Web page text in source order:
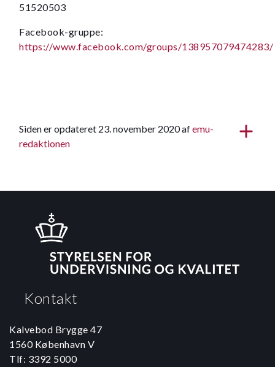
51520503
Facebook-gruppe:
https://www.facebook.com/groups/138957079474283/
Siden er opdateret 23. november 2020 afemu-
redaktionen
Kontakt
Kalvebod Brygge 47
1560 København V
Tlf: 3392 5000